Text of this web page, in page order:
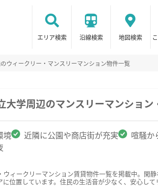
エリア検索 沿線検索 地図検索
ウィークリー・マンスリーマンション物件一覧
大学周辺のマンスリーマンショ
境 近隣に公園や商店街が充実 喧騒か
ィークリーマンション賃貸物件一覧を掲載中。閑
位置しています。住民の生活音が少なく、安心し